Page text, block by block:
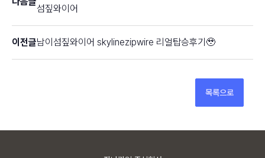
섬짚와이어
이전글남이섬짚와이어 skylinezipwire 리얼탑승후기🥹
목록으로